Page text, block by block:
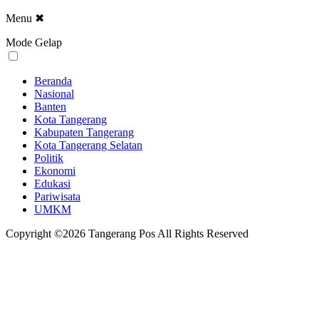
Menu ✖
Mode Gelap
Beranda
Nasional
Banten
Kota Tangerang
Kabupaten Tangerang
Kota Tangerang Selatan
Politik
Ekonomi
Edukasi
Pariwisata
UMKM
Copyright ©2026 Tangerang Pos All Rights Reserved